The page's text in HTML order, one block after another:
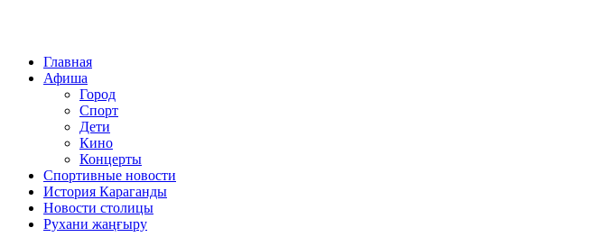
Главная
Афиша
Город
Спорт
Дети
Кино
Концерты
Спортивные новости
История Караганды
Новости столицы
Рухани жаңғыру